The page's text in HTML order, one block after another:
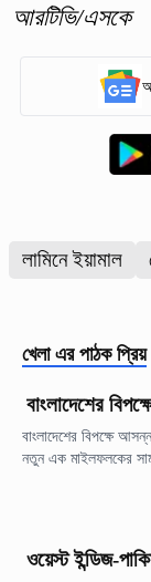
আরটিভি/এসকে
লামিনে ইয়ামাল
খেলা এর পাঠক প্রিয়
বাংলাদেশের
বাংলাদেশের বিপক্ষে
নতুন এক মাইলফলকের
ওয়েস্ট ইন্ডিজ-